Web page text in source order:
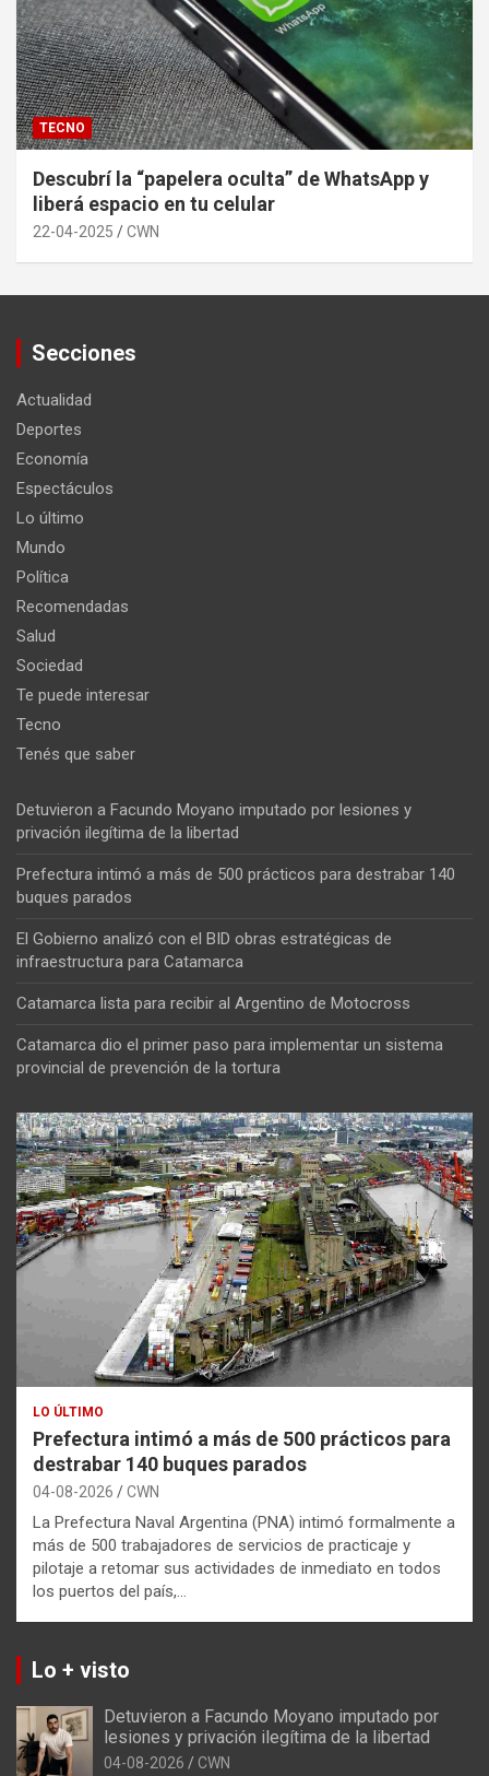
TECNO
Descubrí la “papelera oculta” de WhatsApp y
liberá espacio en tu celular
22-04-2025 CWN
Secciones
Actualidad
Deportes
Economía
Espectáculos
Lo último
Mundo
Política
Recomendadas
Salud
Sociedad
Te puede interesar
Tecno
Tenés que saber
Detuvieron a Facundo Moyano imputado por lesiones y
privación ilegítima de la libertad
Prefectura intimó a más de 500 prácticos para destrabar 140
buques parados
El Gobierno analizó con el BID obras estratégicas de
infraestructura para Catamarca
Catamarca lista para recibir al Argentino de Motocross
Catamarca dio el primer paso para implementar un sistema
provincial de prevención de la tortura
LO ÚLTIMO
Prefectura intimó a más de 500 prácticos para
destrabar 140 buques parados
04-08-2026 CWN
La Prefectura Naval Argentina (PNA) intimó formalmente a
más de 500 trabajadores de servicios de practicaje y
pilotaje a retomar sus actividades de inmediato en todos
los puertos del país,…
Lo + visto
Detuvieron a Facundo Moyano imputado por
lesiones y privación ilegítima de la libertad
04-08-2026 CWN